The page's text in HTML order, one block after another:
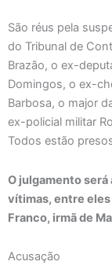
São réus pela
do Tribunal de
Brazão, o ex-
Domingos, o ex-
Barbosa, o major
ex-policial militar
Todos estão
O julgamento
vítimas, entre eles
Franco, irmã de
Acusação